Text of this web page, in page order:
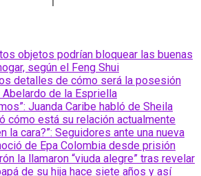
objetos podrían bloquear las buenas
según el Feng Shui
detalles de cómo será la posesión
de la Espriella
Juanda Caribe habló de Sheila
cómo está su relación actualmente
la cara?”: Seguidores ante una nueva
de Epa Colombia desde prisión
la llamaron “viuda alegre” tras revelar
de su hija hace siete años y así